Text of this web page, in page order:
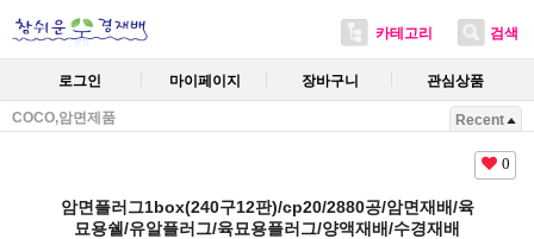
카테고리 검색
로그인 마이페이지 장바구니 관심상품
COCO,암면제품 Recent
0
암면플러그1box(240구12판)/cp20/2880공/암면재배/육
묘용쉘/유알플러그/육묘용플러그/양액재배/수경재배